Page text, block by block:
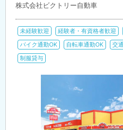
株式会社ビクトリー自動車
未経験歓迎 経験者・有資格者歓迎
バイク通勤OK
自転車通勤OK 交
制服貸与